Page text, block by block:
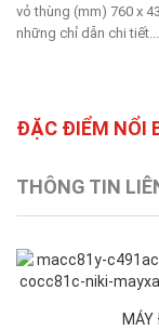
vỏ thùng (mm) 760 x
những chỉ dẫn chi tiết...
ĐẶC ĐIỂM NỔI
THÔNG TIN
MÁY